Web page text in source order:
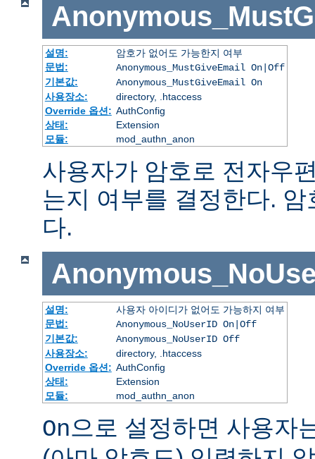
설명:
암호가 없어도 가능한지 여부
문법:
Anonymous_MustGiveEmail On|Off
기본값:
Anonymous_MustGiveEmail On
사용장소:
directory, .htaccess
Override 옵션: AuthConfig
상태:
Extension
모듈:
mod_authn_anon
사용자가 암호로 전자우
는지 여부를 결정한다.
다.
설명:
사용자 아이디가 없어도 가능하지 여부
문법:
Anonymous_NoUserID On|Off
기본값:
Anonymous_NoUserID Off
사용장소:
directory, .htaccess
Override 옵션: AuthConfig
상태:
Extension
모듈:
mod_authn_anon
On으로 설정하면 사용자